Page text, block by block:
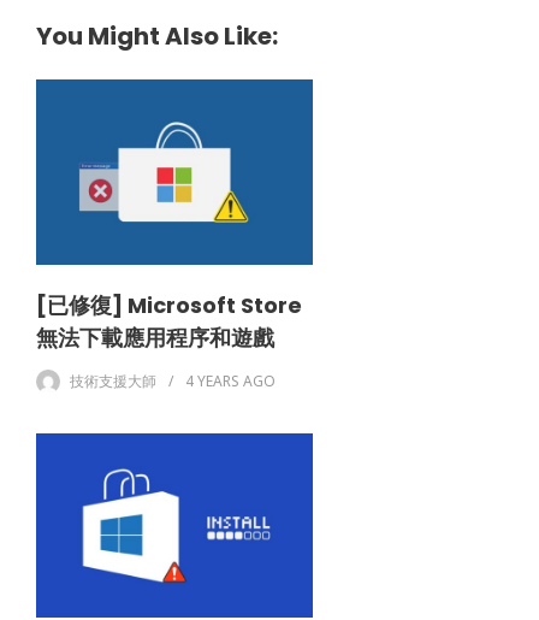
You Might Also Like:
[已修復] Microsoft Store
無法下載應用程序和遊戲
技術支援大師 4 YEARS AGO